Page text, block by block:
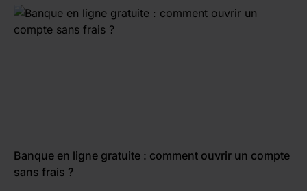
Banque en ligne gratuite : comment ouvrir un compte
sans frais ?